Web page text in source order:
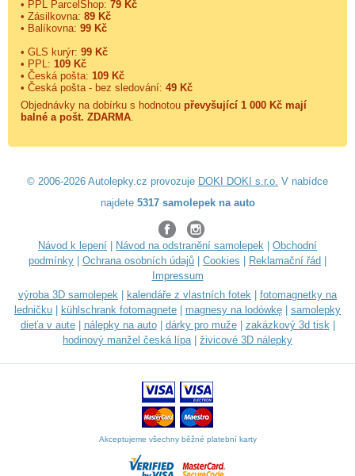
• PPL ParcelShop: 79 Kč
• Zásilkovna: 89 Kč
• Balíkovna: 99 Kč
• GLS kurýr: 99 Kč
• PPL: 109 Kč
• Česká pošta: 109 Kč
• Česká pošta - bez sledování: 49 Kč
Objednávky na dobírku s hodnotou převyšující 1 000 Kč mají
balné a pošt. ZDARMA.
© 2006-2026 Autolepky.cz provozuje DOKI DOKI s.r.o. V nabídce
najdete 5317 samolepek na auto
Návod k lepení Návod na odstranění samolepek
Obchodní
podmínky
Ochrana osobních údajů Cookies Reklamační řád
Impressum
výroba 3D samolepek
kalendáře z vlastních fotek
fotomagnetky na
ledničku
kühlschrank fotomagnete magnesy na lodówkę
samolepky
dieťa v aute| nálepky na auto| dárky pro muže| zakázkový 3d tisk|
hodinový manžel česká lípa| živicové 3D nálepky
Akceptujeme všechny běžné platební karty